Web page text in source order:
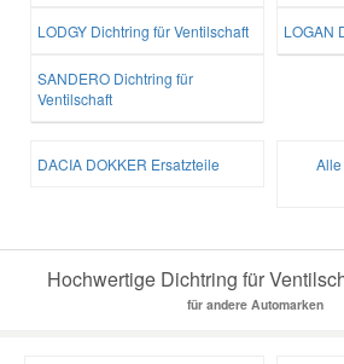
LODGY Dichtring für Ventilschaft LOGAN
SANDERO Dichtring für
Ventilschaft
DACIA DOKKER Ersatzteile
Hochwertige Dichtring für
für andere Automarken